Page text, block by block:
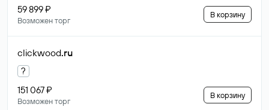
59 899 ₽
Возможен торг
В корзину
clickwood.ru
?
151 067 ₽
Возможен торг
В корзину